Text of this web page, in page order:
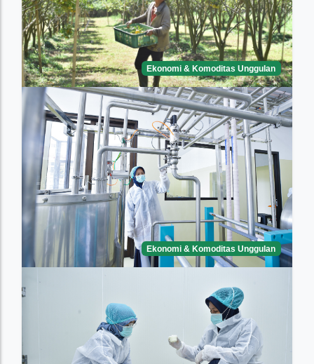
Ekonomi & Komoditas Unggulan
Ekonomi & Komoditas Unggulan